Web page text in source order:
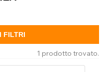
FILTRI
1 prodotto trovato.